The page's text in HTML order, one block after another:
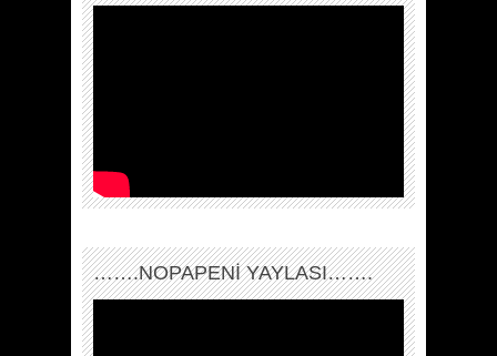
…….NOPAPENİ YAYLASI…….